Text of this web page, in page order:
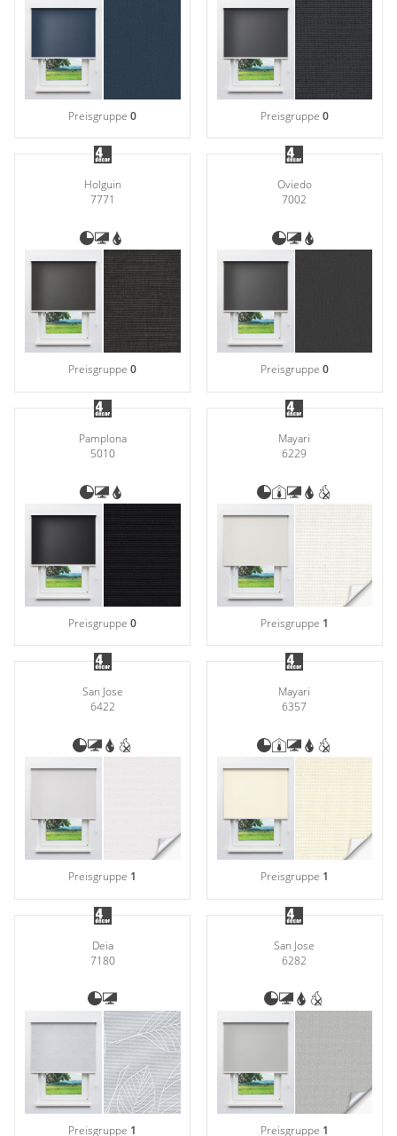
Preisgruppe0 Preisgruppe 0
Holguin
7771
Preisgruppe0
Oviedo
7002
Preisgruppe 0
Pamplona
5010
Preisgruppe0
Mayari
6229
Preisgruppe 1
San Jose
6422
Preisgruppe 1
Mayari
6357
Preisgruppe 1
Deia
7180
Preisgruppe 1
San Jose
6282
Preisgruppe 1